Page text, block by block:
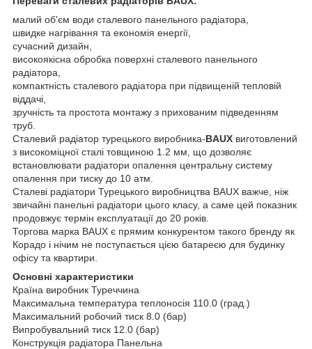
малий об'єм води сталевого панельного радіатора,
швидке нагрівання та економія енергії,
сучасний дизайн,
високоякісна обробка поверхні сталевого панельного
радіатора,
компактність сталевого радіатора при підвищеній тепловій
віддачі,
зручність та простота монтажу з прихованим підведенням
труб.
Сталевий радіатор турецького виробника-BAUX виготовлений
з високоміцної сталі товщиною 1.2 мм, що дозволяє
встановлювати радіатори опалення центральну систему
опалення при тиску до 10 атм.
Сталеві радіатори Турецького виробництва BAUX важче, ніж
звичайні панельні радіатори цього класу, а саме цей показник
продовжує термін експлуатації до 20 років.
Торгова марка BAUX є прямим конкурентом такого бренду як
Корадо і нічим не поступається цією батареєю для будинку
офісу та квартири.
Основні характеристики
Країна виробник Туреччина
Максимальна температура теплоносія 110.0 (град.)
Максимальний робочий тиск 8.0 (бар)
Випробувальний тиск 12.0 (бар)
Конструкція радіатора Панельна